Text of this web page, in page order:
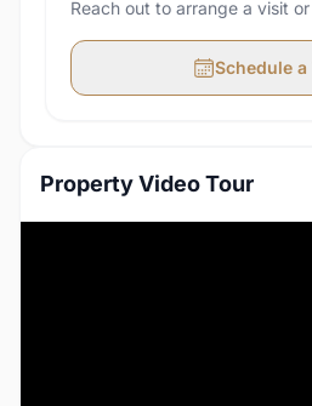
Reach out to arrange a visit
Schedule a
Property Video Tour